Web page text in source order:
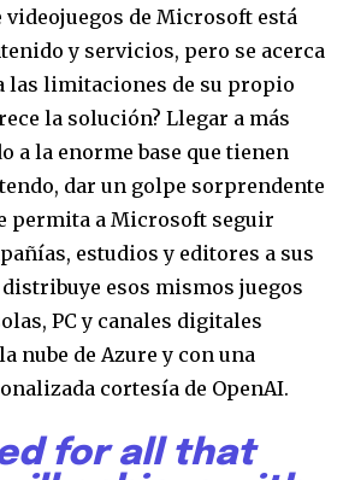
videojuegos de Microsoft está
y servicios, pero se acerca
las limitaciones de su propio
la solución? Llegar a más
a la enorme base que tienen
dar un golpe sorprendente
permita a Microsoft seguir
estudios y editores a sus
esos mismos juegos
PC y canales digitales
nube de Azure y con una
cortesía de OpenAI.
for all that